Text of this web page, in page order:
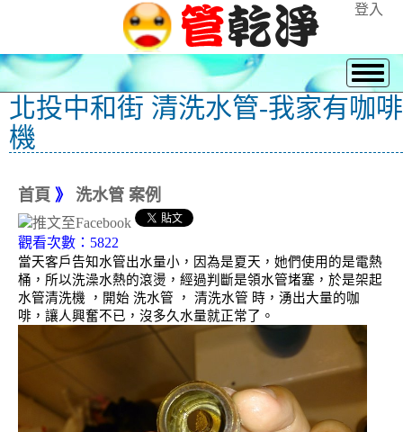
登入
北投中和街 清洗水管-我家有咖啡
機
首頁 》 洗水管 案例
觀看次數：5822
當天客戶告知水管出水量小，因為是夏天，她們使用的是電熱
桶，所以洗澡水熱的滾燙，經過判斷是領水管堵塞，於是架起
水管清洗機 ，開始 洗水管 ， 清洗水管 時，湧出大量的咖
啡，讓人興奮不已，沒多久水量就正常了。